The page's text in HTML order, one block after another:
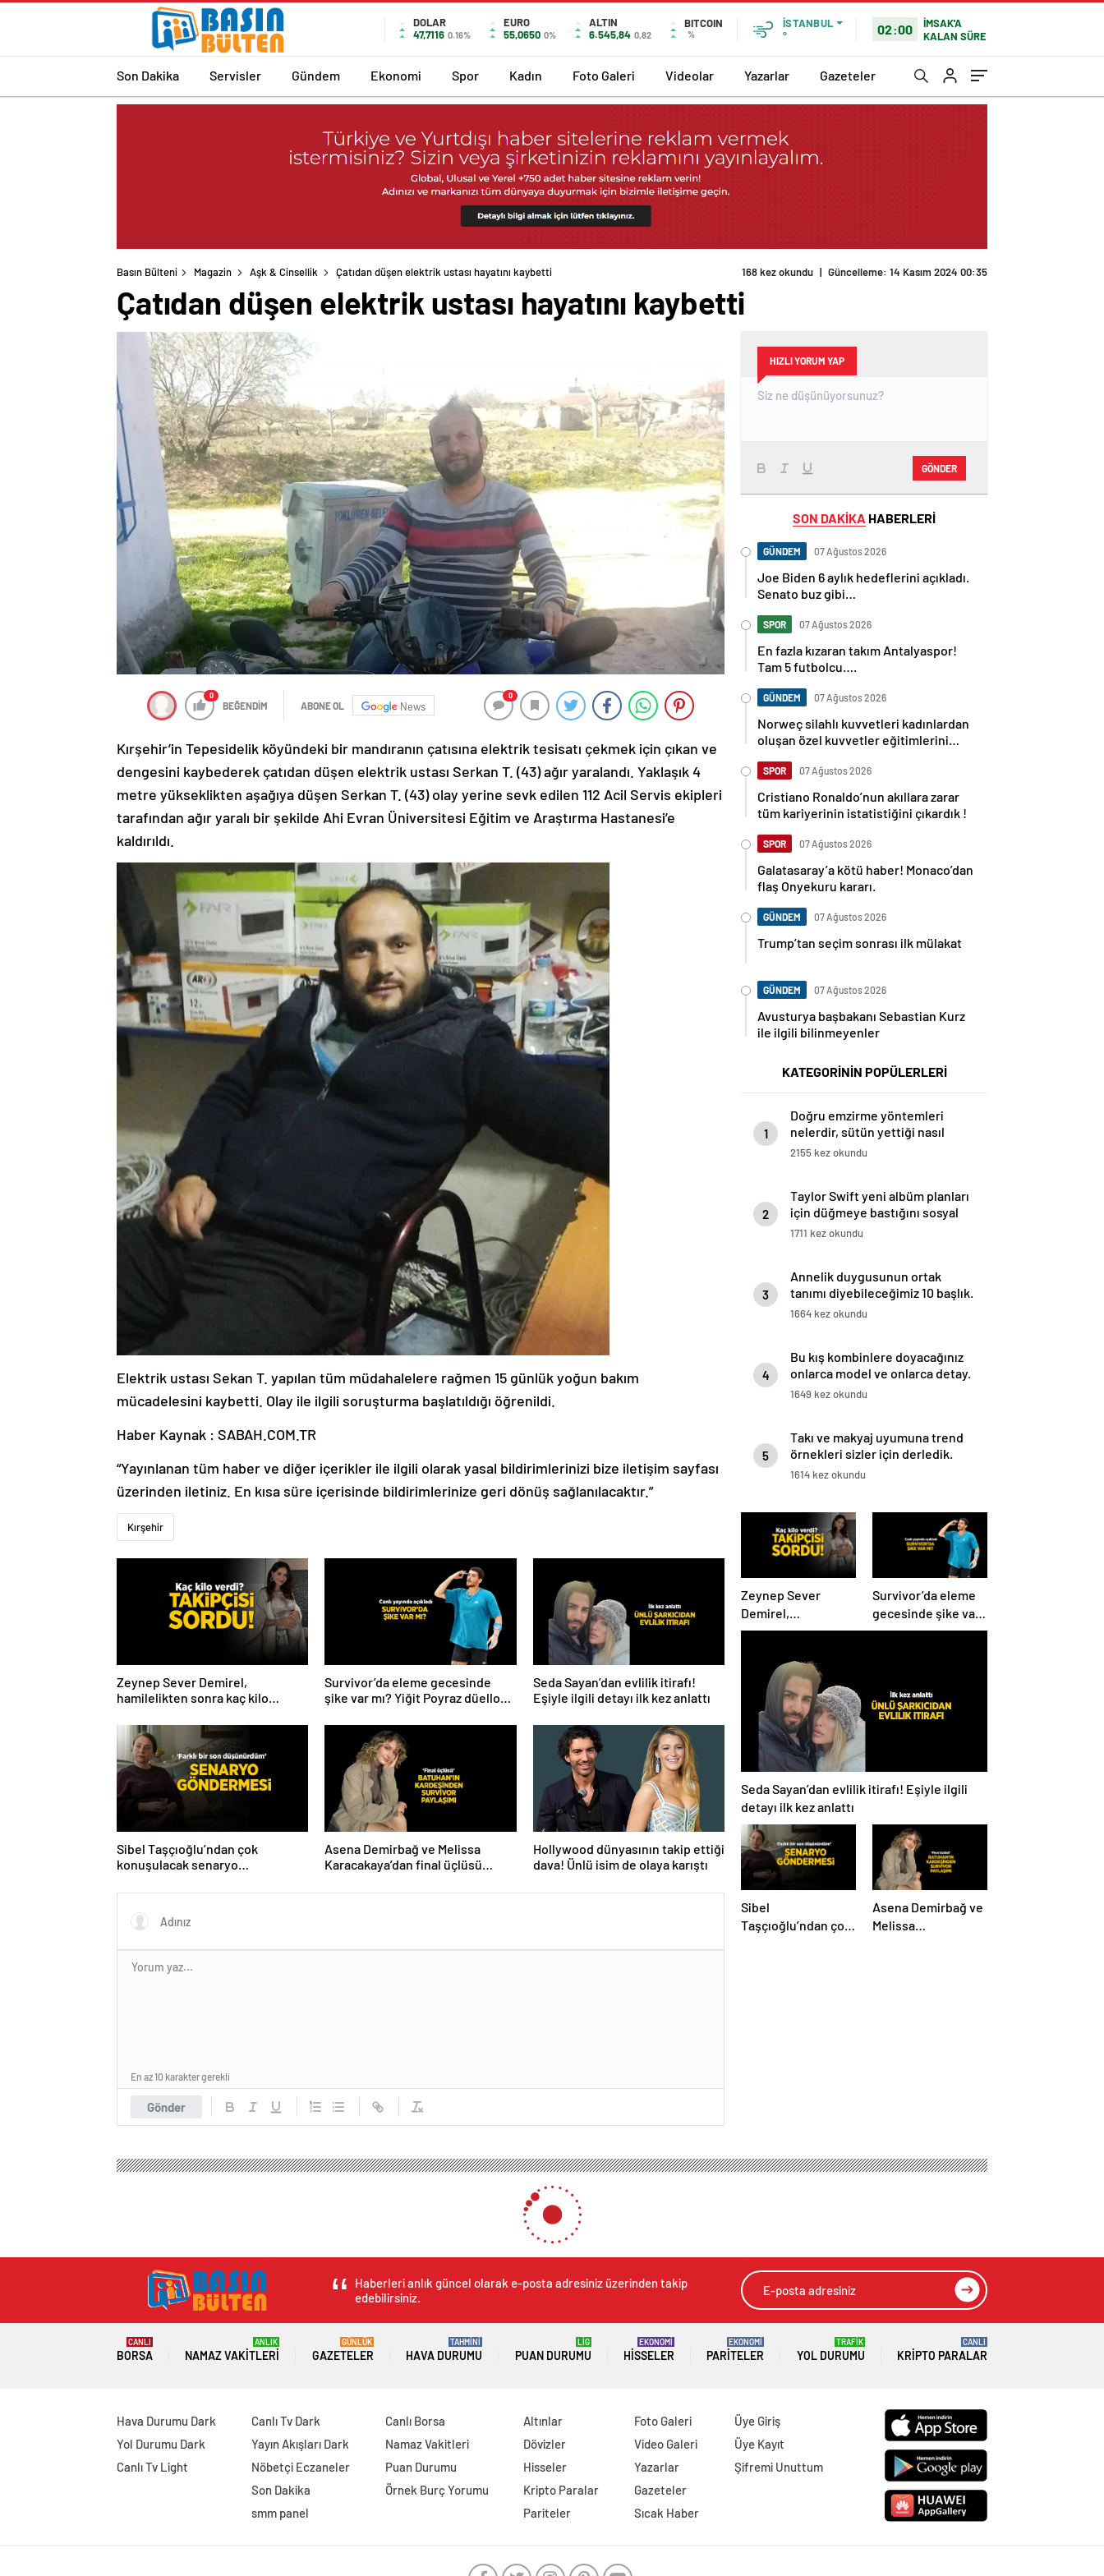
DOLAR
47,7116 0.16%
EURO
55,0650 0%
ALTIN
6.545,84 0,82
BITCOIN
%
İSTANBUL
°
02:00
İMSAK'A
KALAN SÜRE
Son Dakika Servisler Gündem Ekonomi Spor Kadın Foto Galeri Videolar Yazarlar Gazeteler
Basın Bülteni Magazin Aşk & Cinsellik Çatıdan düşen elektrik ustası hayatını kaybetti 168 kez okundu | Güncelleme: 14 Kasım 2024 00:35
Çatıdan düşen elektrik ustası hayatını kaybetti
0
BEĞENDİM ABONE OL News
0
Kırşehir’in Tepesidelik köyündeki bir mandıranın çatısına elektrik tesisatı çekmek için çıkan ve
dengesini kaybederek çatıdan düşen elektrik ustası Serkan T. (43) ağır yaralandı. Yaklaşık 4
metre yükseklikten aşağıya düşen Serkan T. (43) olay yerine sevk edilen 112 Acil Servis ekipleri
tarafından ağır yaralı bir şekilde Ahi Evran Üniversitesi Eğitim ve Araştırma Hastanesi’e
kaldırıldı.
Elektrik ustası Sekan T. yapılan tüm müdahalelere rağmen 15 günlük yoğun bakım
mücadelesini kaybetti. Olay ile ilgili soruşturma başlatıldığı öğrenildi.
Haber Kaynak : SABAH.COM.TR
“Yayınlanan tüm haber ve diğer içerikler ile ilgili olarak yasal bildirimlerinizi bize iletişim sayfası
üzerinden iletiniz. En kısa süre içerisinde bildirimlerinize geri dönüş sağlanılacaktır.”
Kırşehir
Zeynep Sever Demirel,
hamilelikten sonra kaç kilo
bakacağız artık’
Survivor’da eleme gecesinde
şike var mı? Yiğit Poyraz düelloda
anlattı!
Seda Sayan’dan evlilik itirafı!
Eşiyle ilgili detayı ilk kez anlattı
Sibel Taşçıoğlu’ndan çok
konuşulacak senaryo
düşünürdüm’
Asena Demirbağ ve Melissa
Karacakaya’dan final üçlüsü
Hollywood dünyasının takip ettiği
dava! Ünlü isim de olaya karıştı
Gönder
En az 10 karakter gerekli
HIZLI YORUM YAP
GÖNDER
SON DAKİKA HABERLERİ
GÜNDEM 07 Ağustos 2026
Joe Biden 6 aylık hedeflerini açıkladı.
Senato buz gibi…
SPOR 07 Ağustos 2026
En fazla kızaran takım Antalyaspor!
Tam 5 futbolcu….
GÜNDEM 07 Ağustos 2026
Norweç silahlı kuvvetleri kadınlardan
oluşan özel kuvvetler eğitimlerini
SPOR 07 Ağustos 2026
Cristiano Ronaldo’nun akıllara zarar
tüm kariyerinin istatistiğini çıkardık !
SPOR 07 Ağustos 2026
Galatasaray’a kötü haber! Monaco’dan
flaş Onyekuru kararı.
GÜNDEM 07 Ağustos 2026
Trump’tan seçim sonrası ilk mülakat
GÜNDEM 07 Ağustos 2026
Avusturya başbakanı Sebastian Kurz
ile ilgili bilinmeyenler
KATEGORİNİN POPÜLERLERİ
1
Doğru emzirme yöntemleri
nelerdir, sütün yettiği nasıl
anlaşılır?
2155 kez okundu
2
Taylor Swift yeni albüm planları
için düğmeye bastığını sosyal
medyadan duyurdu!
1711 kez okundu
3
Annelik duygusunun ortak
tanımı diyebileceğimiz 10 başlık.
1664 kez okundu
4
Bu kış kombinlere doyacağınız
onlarca model ve onlarca detay.
1649 kez okundu
5
Takı ve makyaj uyumuna trend
örnekleri sizler için derledik.
1614 kez okundu
Zeynep Sever
Demirel,
hamilelikten sonra
açıkladı! ‘Yaza kadar
bakacağız artık’
Survivor’da eleme
gecesinde şike var
mı? Yiğit Poyraz
Seda Sayan’dan evlilik itirafı! Eşiyle ilgili
detayı ilk kez anlattı
Sibel
Taşçıoğlu’ndan çok
Asena Demirbağ ve
Melissa
Haberleri anlık güncel olarak e-posta adresiniz üzerinden takip
edebilirsiniz.
BORSA
CANLI
NAMAZ VAKITLERI
ANLIK
GAZETELER
GÜNLÜK
HAVA DURUMU
TAHMİNİ
PUAN DURUMU
LİG
HISSELER
EKONOMİ
PARITELER
EKONOMİ
YOL DURUMU
TRAFİK
KRIPTO PARALAR
CANLI
Hava Durumu Dark
Yol Durumu Dark
Canlı Tv Light
Canlı Tv Dark
Yayın Akışları Dark
Nöbetçi Eczaneler
Son Dakika
smm panel
Canlı Borsa
Namaz Vakitleri
Puan Durumu
Örnek Burç Yorumu
Altınlar
Dövizler
Hisseler
Kripto Paralar
Pariteler
Foto Galeri
Video Galeri
Yazarlar
Gazeteler
Sıcak Haber
Üye Giriş
Üye Kayıt
Şifremi Unuttum